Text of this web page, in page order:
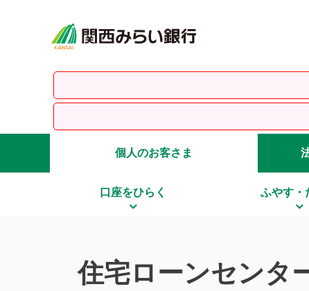
個人のお客さま
口座をひらく ふやす・
住宅ローンセンタ